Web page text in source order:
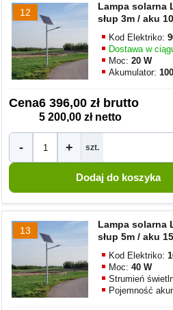
12
Lampa solarna
słup 3m / aku
Kod Elektriko:
Dostawa w
Moc:20 W
Akumulator:
Cena6 396,00 zł brutto
5 200,00 zł netto
- + szt.
13
Lampa solarna
słup 5m / aku
Kod Elektriko:
Moc:40 W
Strumień
Pojemność